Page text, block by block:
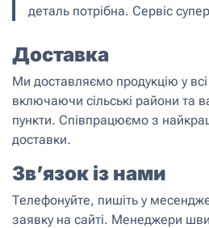
деталь потрібна. Сервіс
Доставка
Ми доставляємо продукцію у всі
включаючи сільські райони та
пункти. Співпрацюємо з
доставки.
Зв’язок із нами
Телефонуйте, пишіть у
заявку на сайті. Менеджери